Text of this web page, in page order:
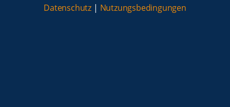
Datenschutz | Nutzungsbedingungen